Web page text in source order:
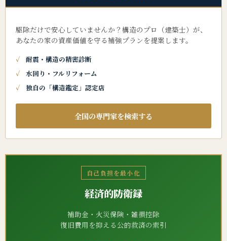
駆除だけで安心していませんか？構造のプロ（建築士）が、
あなたの家の資産価値を守る補強プランを提案します。
耐震・構造の精密診断
水回り・フルリフォーム
独自の「構造鑑定」認定店
全国の専門家を検索する
自己負担を最小化
経済的防衛録
補助金・火災保険・雑損控除
復旧費用を抑える公的救済の索引